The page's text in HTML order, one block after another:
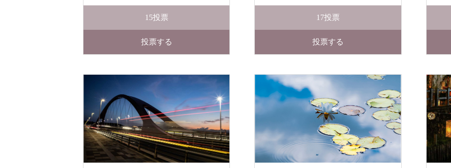
15投票
投票する
17投票
投票する